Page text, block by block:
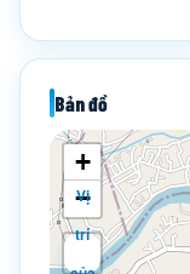
Bản đồ
+
−
Vị
trí